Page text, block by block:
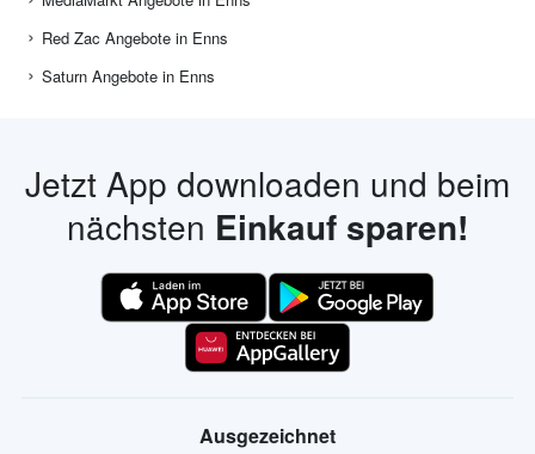
Red Zac Angebote in Enns
Saturn Angebote in Enns
Jetzt App downloaden und beim
nächsten Einkauf sparen!
Ausgezeichnet